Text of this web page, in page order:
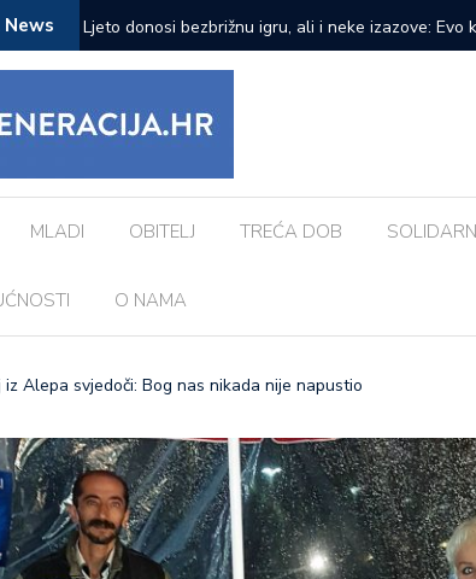
Vanessa Mioč najavljuje prvi veliki samostalni
pripremao za ovo’
MLADI OBITELJ TREĆA DOB
O NAMA
Alepa svjedoči: Bog nas nikada nije napustio